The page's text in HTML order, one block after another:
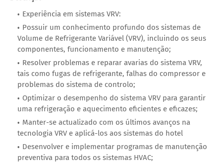
Experiência em sistemas VRV:
Possuir um conhecimento profundo dos sistemas de
Volume de Refrigerante Variável (VRV), incluindo os seus
componentes, funcionamento e manutenção;
Resolver problemas e reparar avarias do sistema VRV,
tais como fugas de refrigerante, falhas do compressor e
problemas do sistema de controlo;
Optimizar o desempenho do sistema VRV para garantir
uma refrigeração e aquecimento eficientes e eficazes;
Manter-se actualizado com os últimos avanços na
tecnologia VRV e aplicá-los aos sistemas do hotel
Desenvolver e implementar programas de manutenção
preventiva para todos os sistemas HVAC;